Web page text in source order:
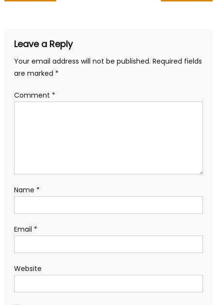
Leave a Reply
Your email address will not be published. Required fields
are marked *
Comment *
Name *
Email *
Website